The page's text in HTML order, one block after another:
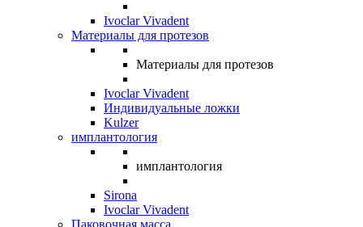
Ivoclar Vivadent
Материалы для протезов
Материалы для протезов
Ivoclar Vivadent
Индивидуальные ложки
Kulzer
имплантология
имплантология
Sirona
Ivoclar Vivadent